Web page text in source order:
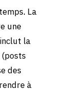
La
une
la
des
à